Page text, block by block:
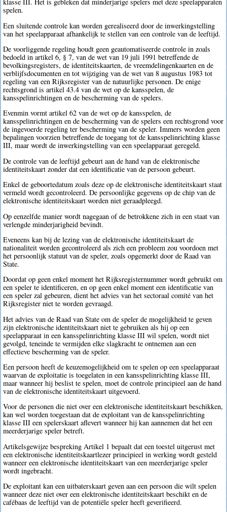
spelen.
Een sluitende controle kan worden gerealiseerd door de inwerkingstelling
van het speelapparaat afhankelijk te stellen van een controle van de leeftijd.
De voorliggende regeling houdt geen geautomatiseerde controle in zoals
bedoeld in artikel 6, § 7, van de wet van 19 juli 1991 betreffende de
bevolkingsregisters, de identiteitskaarten, de vreemdelingenkaarten en de
verblijfsdocumenten en tot wijziging van de wet van 8 augustus 1983 tot
regeling van een Rijksregister van de natuurlijke personen. De enige
rechtsgrond is artikel 43.4 van de wet op de kansspelen, de
kansspelinrichtingen en de bescherming van de spelers.
Evenmin vormt artikel 62 van de wet op de kansspelen, de
kansspelinrichtingen en de bescherming van de spelers een rechtsgrond voor
de ingevoerde regeling ter bescherming van de speler. Immers worden geen
bepalingen voorzien betreffende de toegang tot de kansspelinrichting klasse
III, maar wordt de inwerkingstelling van een speelapparaat geregeld.
De controle van de leeftijd gebeurt aan de hand van de elektronische
identiteitskaart zonder dat een identificatie van de persoon gebeurt.
Enkel de geboortedatum zoals deze op de elektronische identiteitskaart staat
vermeld wordt gecontroleerd. De persoonlijke gegevens op de chip van de
elektronische identiteitskaart worden niet geraadpleegd.
Op eenzelfde manier wordt nagegaan of de betrokkene zich in een staat van
verlengde minderjarigheid bevindt.
Eveneens kan bij de lezing van de elektronische identiteitskaart de
nationaliteit worden gecontroleerd als zich een probleem zou voordoen met
het persoonlijk statuut van de speler, zoals opgemerkt door de Raad van
State.
Doordat op geen enkel moment het Rijksregisternummer wordt gebruikt om
een speler te identificeren, en op geen enkel moment een identificatie van
een speler zal gebeuren, dient het advies van het sectoraal comité van het
Rijksregister niet te worden gevraagd.
Het advies van de Raad van State om de speler de mogelijkheid te geven
zijn elektronische identiteitskaart niet te gebruiken als hij op een
speelapparaat in een kansspelinrichting klasse III wil spelen, wordt niet
gevolgd, teneinde te vermijden elke slagkracht te ontnemen aan een
effectieve bescherming van de speler.
Een persoon heeft de keuzemogelijkheid om te spelen op een speelapparaat
waarvan de exploitatie is toegelaten in een kansspelinrichting klasse III,
maar wanneer hij beslist te spelen, moet de controle principieel aan de hand
van de elektronische identiteitskaart uitgevoerd.
Voor de personen die niet over een elektronische identiteitskaart beschikken,
kan wel worden toegestaan dat de exploitant van de kansspelinrichting
klasse III een spelerskaart aflevert wanneer hij kan aannemen dat het een
meerderjarige speler betreft.
Artikelsgewijze bespreking Artikel 1 bepaalt dat een toestel uitgerust met
een elektronische identiteitskaartlezer principieel in werking wordt gesteld
wanneer een elektronische identiteitskaart van een meerderjarige speler
wordt ingebracht.
De exploitant kan een uitbaterskaart geven aan een persoon die wilt spelen
wanneer deze niet over een elektronische identiteitskaart beschikt en de
cafébaas de leeftijd van de potentiële speler heeft geverifieerd.